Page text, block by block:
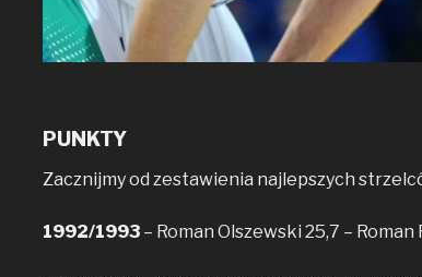
PUNKTY
Zacznijmy od zestawienia najlepszych
1992/1993 – Roman Olszewski 25,7 –